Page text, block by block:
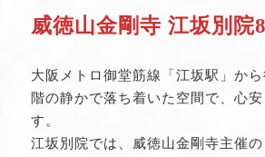
威徳山金剛寺 江坂別院
大阪メトロ御堂筋線「江坂駅」か
階の静かで落ち着いた空間で、心
す。
江坂別院では、威徳山金剛寺主催